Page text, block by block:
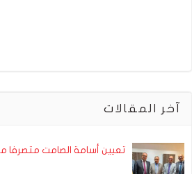
آخر المقالات
تعيين أسامة الصامت متصرفا